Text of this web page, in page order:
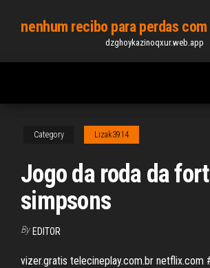
content
nenhum recibo para perdas
dzghoykazinoqxur.web.app
Category Lizak3914
Jogo da roda da
simpsons
By EDITOR
vizer.gratis telecineplay.com.br netflix.com